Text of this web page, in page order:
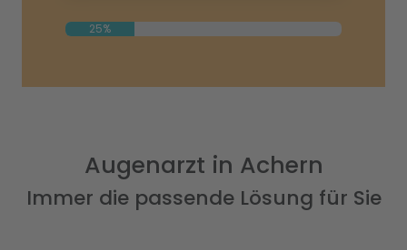
25%
Augenarzt in Achern
Immer die passende Lösung für Sie